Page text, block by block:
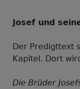
Josef und
Der Predigttext
Kapitel. Dort
Die Brüder